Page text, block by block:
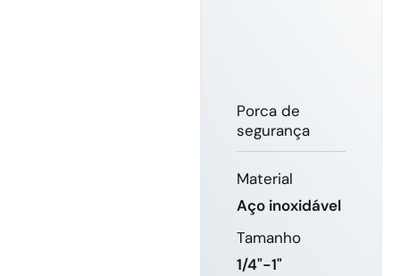
Porca de
segurança
Material
Aço inoxidável
Tamanho
1/4"-1"